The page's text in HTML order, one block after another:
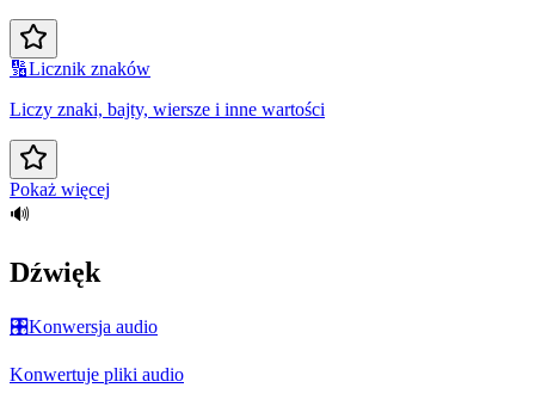
🔢Licznik znaków
Liczy znaki, bajty, wiersze i inne wartości
Pokaż więcej
🔊
Dźwięk
🎛️Konwersja audio
Konwertuje pliki audio